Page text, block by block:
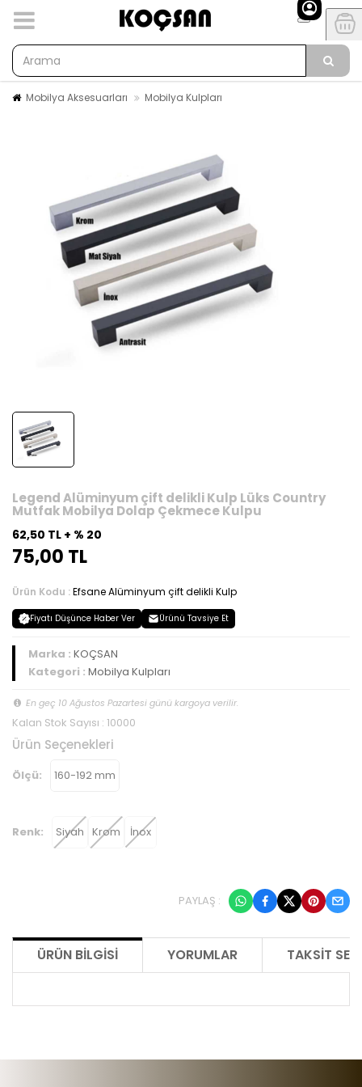
Mobilya Aksesuarları Mobilya Kulpları
Legend Alüminyum çift delikli Kulp Lüks Country
Mutfak Mobilya Dolap Çekmece Kulpu
62,50 TL + % 20
75,00 TL
Ürün Kodu :Efsane Alüminyum çift delikli Kulp
Fiyatı Düşünce Haber Ver Ürünü Tavsiye Et
Marka : KOÇSAN
Kategori : Mobilya Kulpları
En geç 10 Ağustos Pazartesi günü kargoya verilir.
Kalan Stok Sayısı : 10000
Ürün Seçenekleri
Ölçü: 160-192 mm
Renk: Siyah Krom İnox
PAYLAŞ :
ÜRÜN BILGISI YORUMLAR TAKSIT